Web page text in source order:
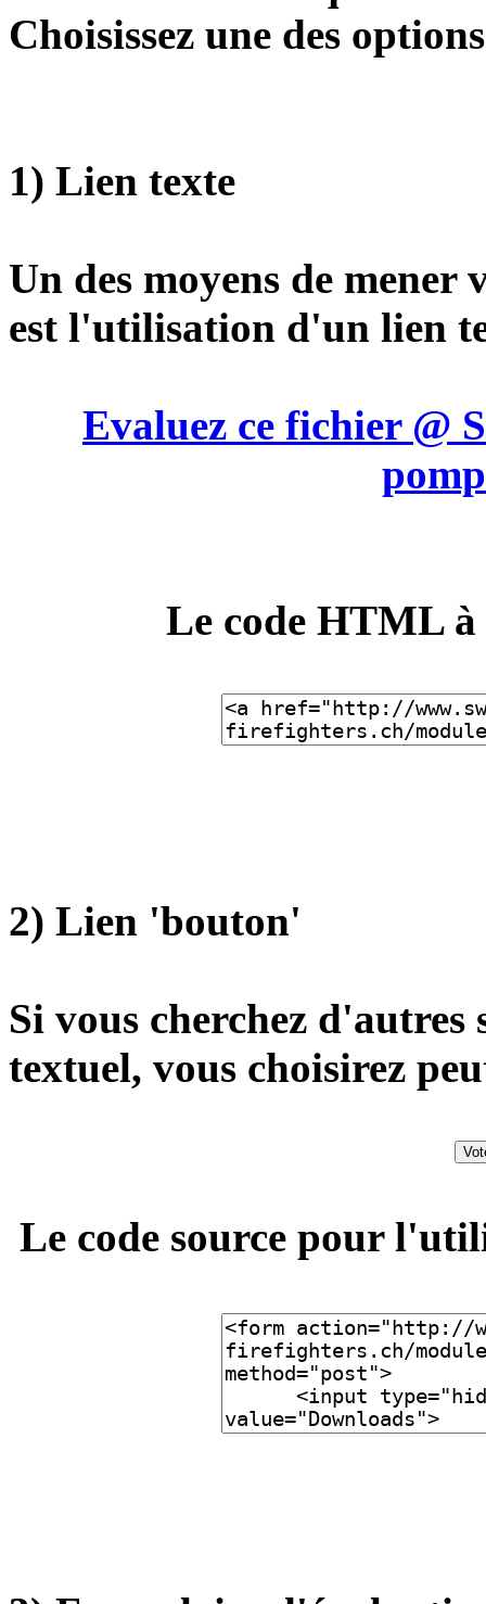
Choisissez une des
1) Lien texte
Un des moyens de
est l'utilisation d'un lien
Evaluez ce fichier @
Le code HTML à
2) Lien 'bouton'
Si vous cherchez
textuel, vous choisirez
Le code source pour